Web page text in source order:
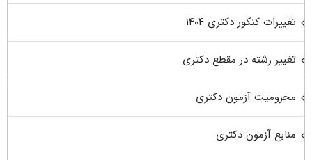
تغییرات کنکور دکتری ۱۴۰۴
تغییر رشته در مقطع دکتری
محرومیت آزمون دکتری
منابع آزمون دکتری